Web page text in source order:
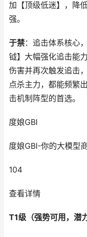
加【顶级低迷】，降
强。
于禁：追击体系核心
钺】大幅强化追击能
伤害并再次触发追击
点杀主力，都能频繁
击机制阵型的首选。
度娘GBI
度娘GBI-你的大模型
104
查看详情
T1级（强势可用，潜